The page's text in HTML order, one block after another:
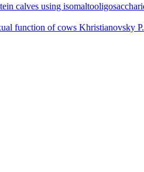
calves using
function of cows Khristianovsky